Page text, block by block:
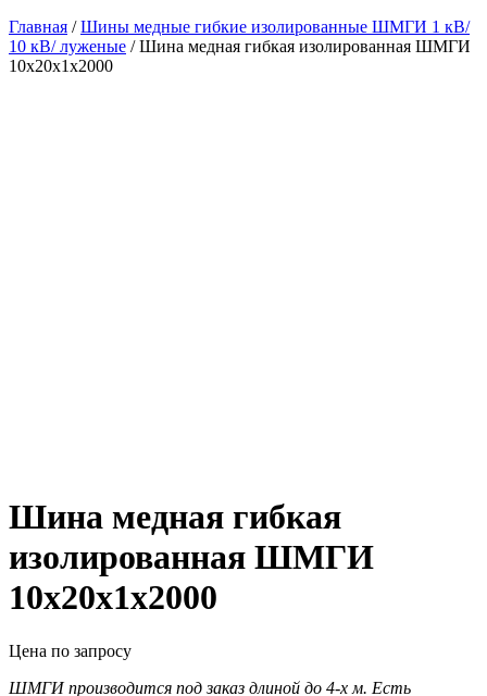
Главная /Шины медные гибкие изолированные ШМГИ 1 кВ/
10 кВ/ луженые / Шина медная гибкая изолированная ШМГИ
10х20х1х2000
Шина медная гибкая
изолированная ШМГИ
10х20х1х2000
Цена по запросу
ШМГИ производится под заказ длиной до 4-х м. Есть